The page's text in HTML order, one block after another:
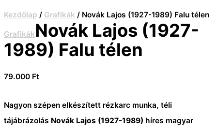
Kezdőlap / Grafikák / Novák Lajos (1927-1989) Falu télen
GrafikákNovák Lajos (1927-
1989) Falu télen
79.000 Ft
Nagyon szépen elkészített rézkarc munka, téli
tájábrázolás Novák Lajos (1927-1989) híres magyar